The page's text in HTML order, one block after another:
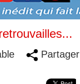
Partager